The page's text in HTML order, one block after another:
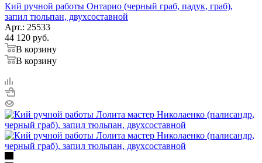
Кий ручной работы Онтарио (черный граб, падук, граб),
запил тюльпан, двухсоставной
Арт.: 25533
44 120 руб.
В корзину
В корзину